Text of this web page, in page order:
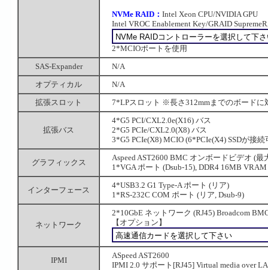
NVMe RAID： Intel Xeon CPU/NVIDIA GPU
Intel VROC Enablement Key/GRAID
2*MCIOポートを使用
SAS-Expander
N/A
オプティカル
N/A
拡張スロット
7*LPスロット ※長さ312mmまでのボードに
拡張バス
4*G5 PCI/CXL2.0e(X16) バス
2*G5 PCIe/CXL2.0(X8) バス
3*G5 PCIe(X8) MCIO (6*PCIe(X4) SSDが接続
グラフィックス
Aspeed AST2600 BMC オンボードビデオ (最
1*VGA ポート (Dsub-15), DDR4 16MB VRAM
インターフェース
4*USB3.2 G1 Type-A ポート (リア)
1*RS-232C COM ポート (リア, Dsub-9)
ネットワーク
2*10GbE ネットワーク (RJ45) Broadcom
【オプション】
IPMI
ASpeed AST2600
IPMI 2.0 サポート[RJ45] Virtual media over